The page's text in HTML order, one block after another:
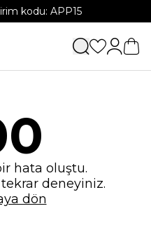
kodu: APP15
hata oluştu.
deneyiniz.
dön